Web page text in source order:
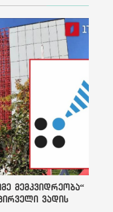
მედიის
თვეებია
გარეშე
არავინ
ტონი, ყველა
გამოსავალს, რომ
და არ
დაუმორჩილებლობაა
ფორმა,
რომ ხვალ არ
„ომი“, რომელშიც
ოცნების“
რეჟიმი ყველა
ხმას განდევნის
მემკვიდრეობა“
ვადის